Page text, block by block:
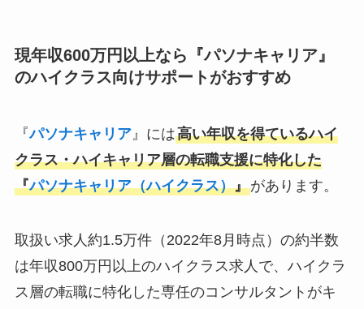
現年収600万円以上なら『パソナキャリア』
のハイクラス向けサポートがおすすめ
『パソナキャリア』には高い年収を得ているハイ
クラス・ハイキャリア層の転職支援に特化した
『パソナキャリア（ハイクラス）』があります。
取扱い求人約1.5万件（2022年8月時点）の約半数
は年収800万円以上のハイクラス求人で、ハイクラ
ス層の転職に特化した専任のコンサルタントがキ